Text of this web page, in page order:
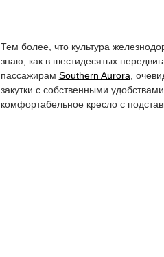
Тем более, что культура
знаю, как в шестидесятых
пассажирам Southern Aurora ,
закутки с собственными
комфортабельное кресло с